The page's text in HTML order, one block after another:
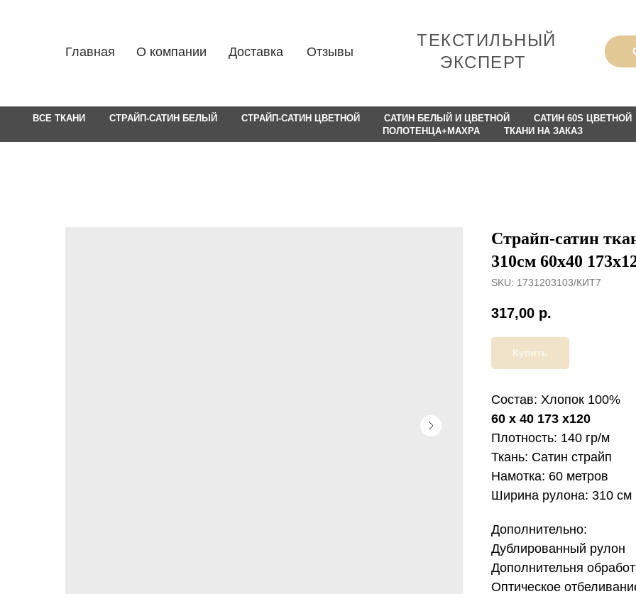
О компании Доставка Отзывы
ТЕКСТИЛЬНЫЙ
ЭКСПЕРТ
Главная
ВСЕ ТКАНИ СТРАЙП-САТИН БЕЛЫЙ СТРАЙП-САТИН ЦВЕТНОЙ САТИН БЕЛЫЙ И ЦВЕТНОЙ САТИН 60S ЦВЕТНОЙ
ПОЛОТЕНЦА+МАХРА
ТКАНИ НА ЗАКАЗ
Страйп-сатин
310см 60х40
SKU: 1731203103/КИТ7
317,00 р.
Купить
Состав: Хлопок 100%
60 х 40 173 х120
Плотность: 140 гр/м
Ткань: Сатин страйп
Намотка: 60 метров
Ширина рулона: 310 см
Дополнительно:
Дублированный рулон
Дополнительня
Оптическое